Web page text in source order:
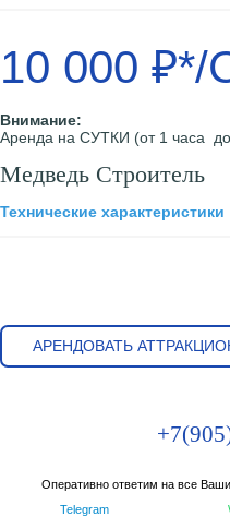
10 000
Внимание:
Аренда на СУТКИ (от 1 часа
Медведь Строитель
Технические
АРЕНДОВАТЬ
Оперативно ответим на все
Telegram